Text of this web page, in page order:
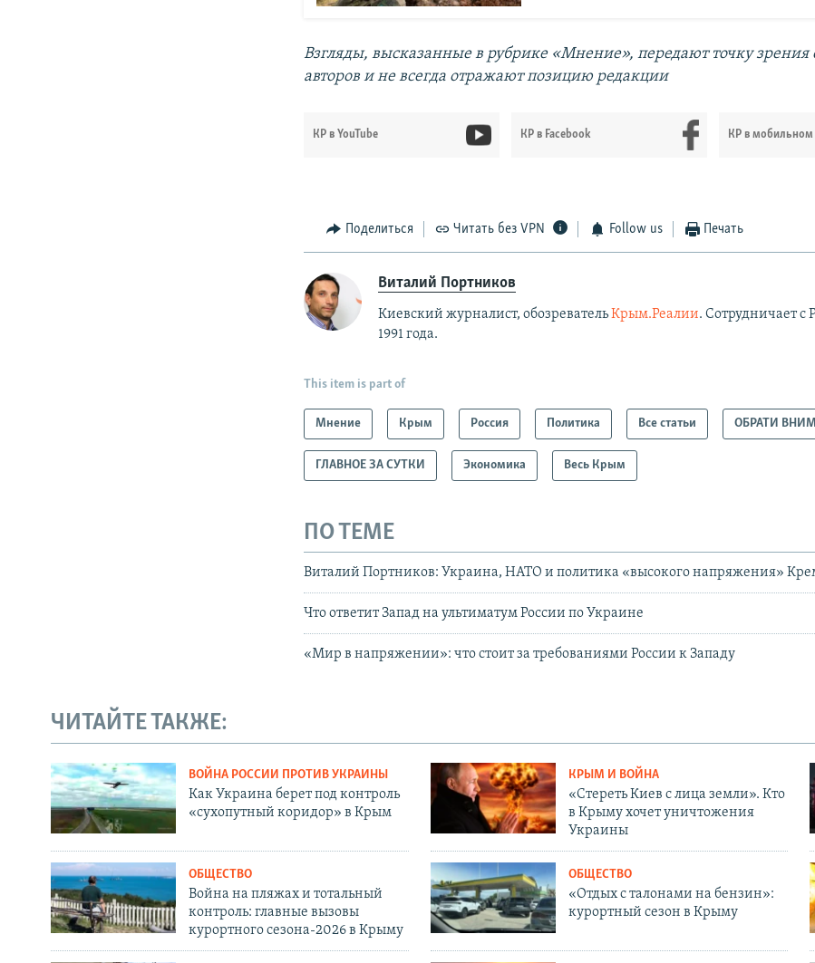
Взгляды, высказанные в рубрике «Мнение», передают точку зрения
авторов и не всегда отражают позицию редакции
КР в YouTube КР в Facebook КР в мобильном
Поделиться Читать без VPN Follow us Печать
Виталий Портников
Киевский журналист, обозревательКрым.Реалии. Сотрудничает с
1991 года.
This item is part of
Мнение Крым Россия Политика Все статьи ОБРАТИ
ГЛАВНОЕ ЗА СУТКИ Экономика Весь Крым
ПО ТЕМЕ
Виталий Портников: Украина, НАТО и политика «высокого напряжения»
Что ответит Запад на ультиматум России по Украине
«Мир в напряжении»: что стоит за требованиями России к Западу
ЧИТАЙТЕ ТАКЖЕ:
ВОЙНА РОССИИ ПРОТИВ УКРАИНЫ
Как Украина берет под контроль
«сухопутный коридор» в Крым
КРЫМ И ВОЙНА
«Стереть Киев с лица земли». Кто
в Крыму хочет уничтожения
Украины
ОБЩЕСТВО
Война на пляжах и тотальный
контроль: главные вызовы
курортного сезона-2026 в Крыму
ОБЩЕСТВО
«Отдых с талонами на бензин»:
курортный сезон в Крыму